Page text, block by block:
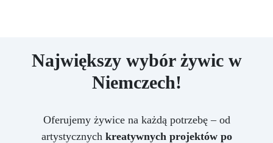
Największy wybór żywic w
Niemczech!
Oferujemy żywice na każdą potrzebę – od
artystycznych kreatywnych projektów po